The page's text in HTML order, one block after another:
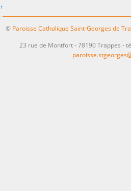
↑
© Paroisse Catholique Saint-Georges de
23 rue de Montfort - 78190 Trappes -